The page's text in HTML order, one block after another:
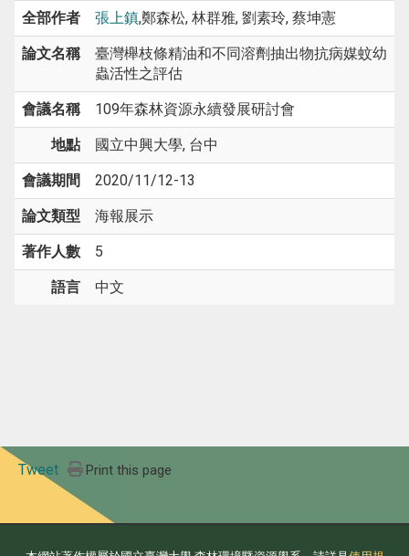
全部作者 張上鎮,鄭森松, 林群雅, 劉素玲, 蔡坤憲
論文名稱
臺灣櫸枝條精油和不同溶劑抽出物抗病媒蚊幼
蟲活性之評估
會議名稱 109年森林資源永續發展研討會
地點 國立中興大學, 台中
會議期間 2020/11/12-13
論文類型 海報展示
著作人數 5
語言 中文
Tweet Print this page